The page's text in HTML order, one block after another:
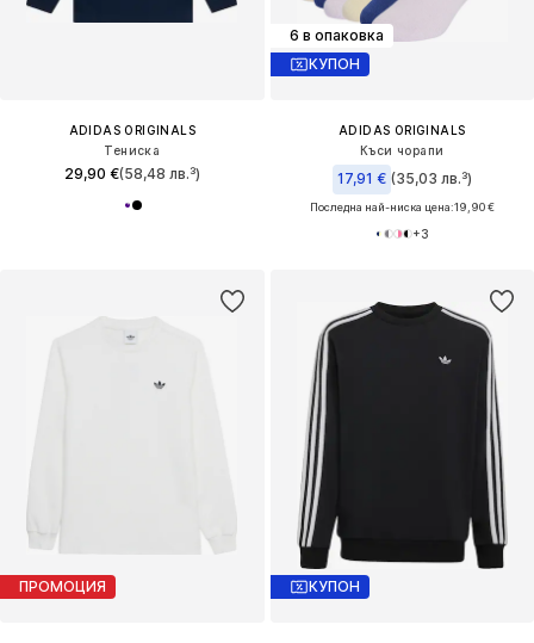
ADIDAS ORIGINALS
Тениска
29,90 €(58,48 лв.³)
6 в опаковка
КУПОН
ADIDAS ORIGINALS
Къси чорапи
17,91 € (35,03 лв.³)
Последна най-ниска цена:19,90 €
+3
ПРОМОЦИЯ КУПОН